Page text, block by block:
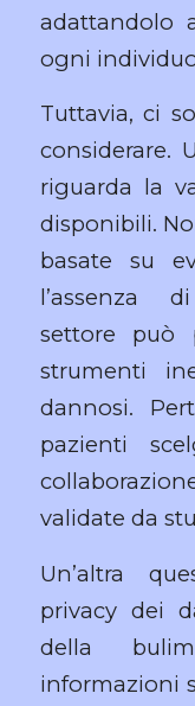
adattandolo
ogni
Tuttavia, ci
considerare.
riguarda la
disponibili.
basate su
l’assenza
settore può
strumenti
dannosi.
pazienti
validate da
Un’altra
privacy dei
della
informazioni